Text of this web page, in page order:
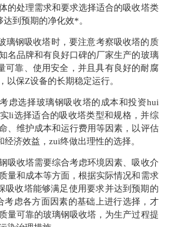
的处理需求和要求选择适合的吸收塔类
到预期的净化效*。
璃钢吸收塔时，要注意考察吸收塔的质
名品牌和有良好口碑的厂家生产的玻璃
可靠、使用安全，并且具有良好的耐腐
以保Z设备的长期稳定运行。
虑选择玻璃钢吸收塔的成本和投资hui
li选择适合的吸收塔类型和规格，并综
、维护成本和运行费用等因素，以评估
济效益，zui终做出理性的选择。
吸收塔需要综合考虑环境因素、吸收介
量和成本等方面，根据实际情况和需求
吸收塔能够满足使用要求并达到预期的
考虑各方面因素的基础上进行选择，才
量可靠的玻璃钢吸收塔，为生产过程提